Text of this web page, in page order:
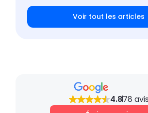
Voir tout les articles
4.878 avis